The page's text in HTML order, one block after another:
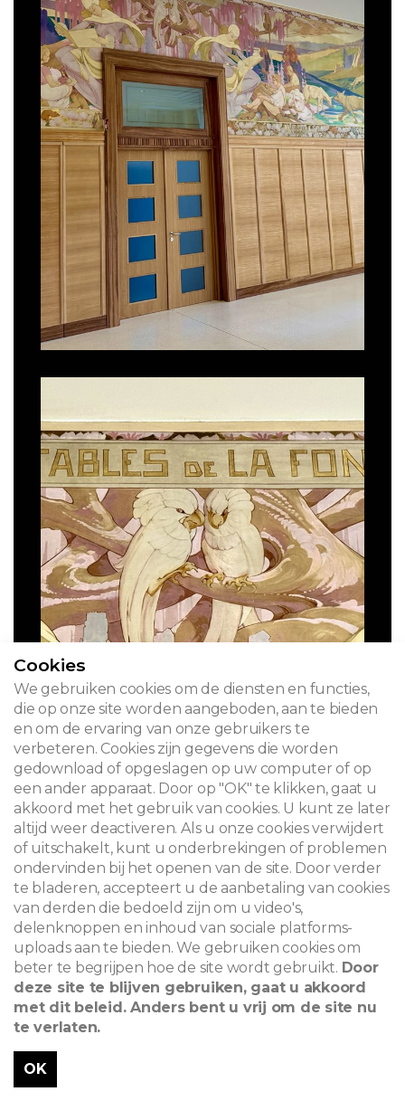
Cookies
We gebruiken cookies om de diensten en functies,
die op onze site worden aangeboden, aan te bieden
en om de ervaring van onze gebruikers te
verbeteren. Cookies zijn gegevens die worden
gedownload of opgeslagen op uw computer of op
een ander apparaat. Door op "OK" te klikken, gaat u
akkoord met het gebruik van cookies. U kunt ze later
altijd weer deactiveren. Als u onze cookies verwijdert
of uitschakelt, kunt u onderbrekingen of problemen
ondervinden bij het openen van de site. Door verder
te bladeren, accepteert u de aanbetaling van cookies
van derden die bedoeld zijn om u video's,
delenknoppen en inhoud van sociale platforms-
uploads aan te bieden. We gebruiken cookies om
beter te begrijpen hoe de site wordt gebruikt. Door
deze site te blijven gebruiken, gaat u akkoord
met dit beleid. Anders bent u vrij om de site nu
te verlaten.
OK